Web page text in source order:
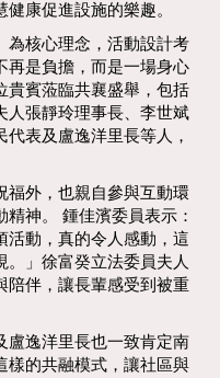
康促進設施的樂趣。
為核心理念，活動設計考
再是負擔，而是一場身心
貴賓蒞臨共襄盛舉，包括
人張靜玲理事長、李世斌
表及盧逸洋里長等人，
福外，也親自參與互動環
神。 鍾佳濱委員表示：
活動，真的令人感動，這
」徐富癸立法委員夫人
陪伴，讓長輩感受到被重
盧逸洋里長也一致肯定南
樣的共融模式，讓社區與